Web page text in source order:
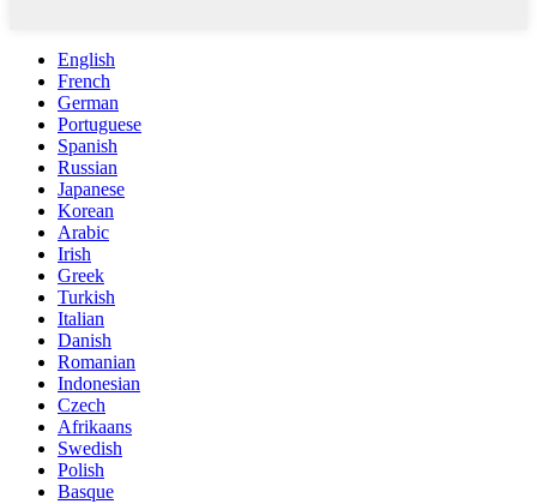
English
French
German
Portuguese
Spanish
Russian
Japanese
Korean
Arabic
Irish
Greek
Turkish
Italian
Danish
Romanian
Indonesian
Czech
Afrikaans
Swedish
Polish
Basque